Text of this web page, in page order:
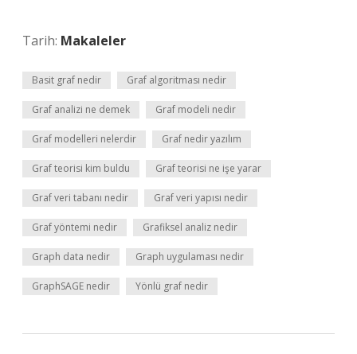
Tarih: Makaleler
Basit graf nedir Graf algoritması nedir
Graf analizi ne demek Graf modeli nedir
Graf modelleri nelerdir Graf nedir yazılım
Graf teorisi kim buldu Graf teorisi ne işe yarar
Graf veri tabanı nedir Graf veri yapısı nedir
Graf yöntemi nedir Grafiksel analiz nedir
Graph data nedir Graph uygulaması nedir
GraphSAGE nedir Yönlü graf nedir